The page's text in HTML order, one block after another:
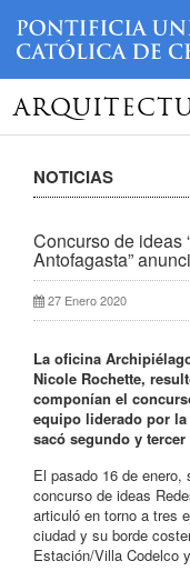
NOTICIAS
Concurso de ideas
Antofagasta”
27 Enero 2020
La oficina
Nicole Rochette,
componían el
equipo liderado por la
sacó segundo y
El pasado 16 de
concurso de ideas
articuló en torno a tres
ciudad y su borde
Estación/Villa Codelco